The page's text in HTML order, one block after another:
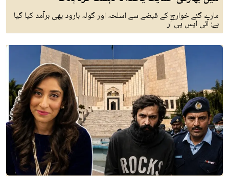
مارے گئے خوارج کے قبضے سے اسلحہ اور گولہ بارود بھی برآمد کیا گیا
ہے: آئی ایس پی آر